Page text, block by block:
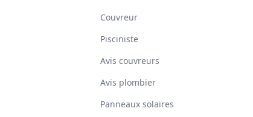
Couvreur
Pisciniste
Avis couvreurs
Avis plombier
Panneaux solaires